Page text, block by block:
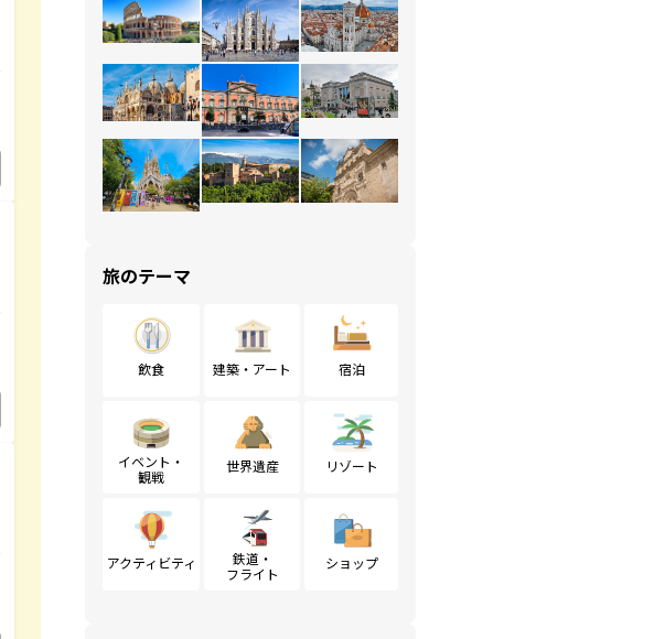
旅のテーマ
飲食 建築・アート 宿泊
イベント・
観戦
世界遺産 リゾート
アクティビティ
鉄道・
フライト
ショップ